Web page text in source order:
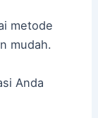
metode
mudah.
Anda